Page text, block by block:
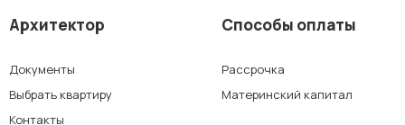
Архитектор
Документы
Выбрать квартиру
Контакты
Способы оплаты
Рассрочка
Материнский капитал